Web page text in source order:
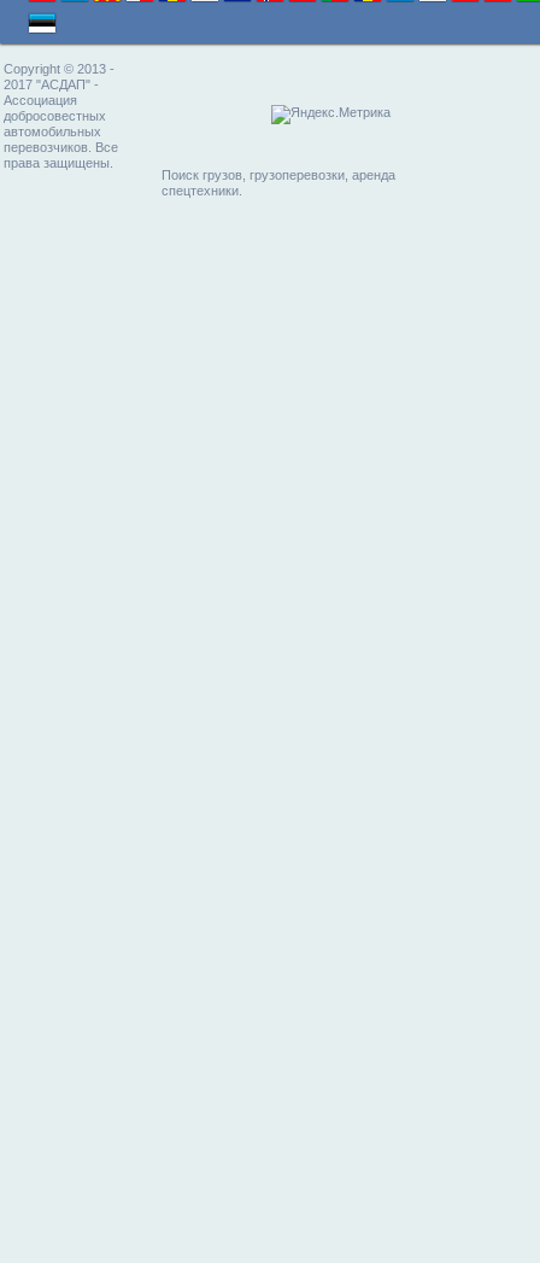
Copyright © 2013 -
2017 "АСДАП" -
Ассоциация
добросовестных
автомобильных
перевозчиков. Все
права защищены.
Поиск грузов, грузоперевозки, аренда
спецтехники.